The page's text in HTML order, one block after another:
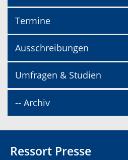
Termine
Ausschreibungen
Umfragen & Studien
-- Archiv
Ressort Presse